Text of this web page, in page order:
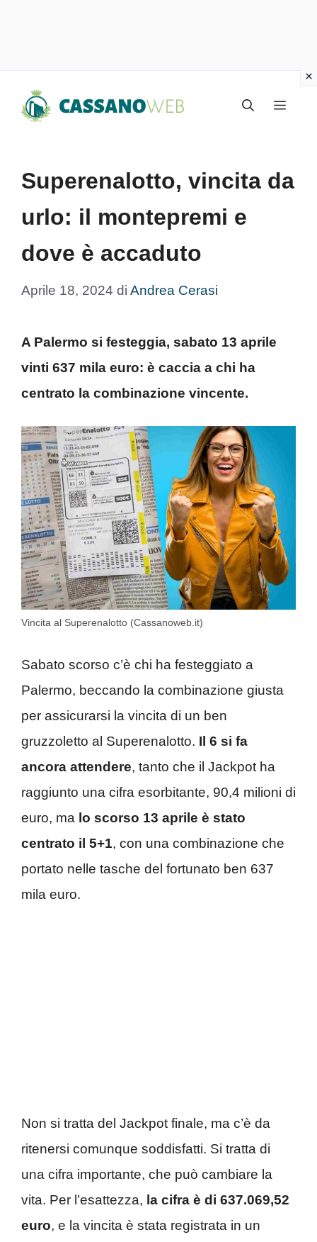
Menu
Superenalotto, vincita da
urlo: il montepremi e
dove è accaduto
Aprile 18, 2024 di Andrea Cerasi
A Palermo si festeggia, sabato 13 aprile
vinti 637 mila euro: è caccia a chi ha
centrato la combinazione vincente.
Vincita al Superenalotto (Cassanoweb.it)
Sabato scorso c’è chi ha festeggiato a
Palermo, beccando la combinazione giusta
per assicurarsi la vincita di un ben
gruzzoletto al Superenalotto. Il 6 si fa
ancora attendere, tanto che il Jackpot ha
raggiunto una cifra esorbitante, 90,4 milioni di
euro, ma lo scorso 13 aprile è stato
centrato il 5+1, con una combinazione che
portato nelle tasche del fortunato ben 637
mila euro.
Non si tratta del Jackpot finale, ma c’è da
ritenersi comunque soddisfatti. Si tratta di
una cifra importante, che può cambiare la
vita. Per l’esattezza, la cifra è di 637.069,52
euro, e la vincita è stata registrata in un